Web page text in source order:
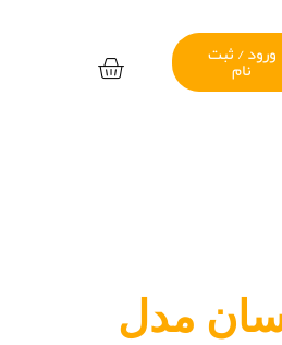
ورود / ثبت
نام
مدل